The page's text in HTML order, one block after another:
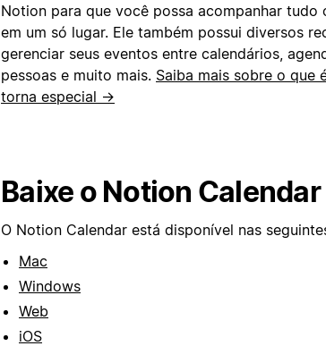
Notion para que você possa acompanhar
em um só lugar. Ele também possui diversos
gerenciar seus eventos entre calendários,
pessoas e muito mais. Saiba mais sobre o que
torna especial →
Baixe o Notion Calendar
O Notion Calendar está disponível nas
Mac
Windows
Web
iOS